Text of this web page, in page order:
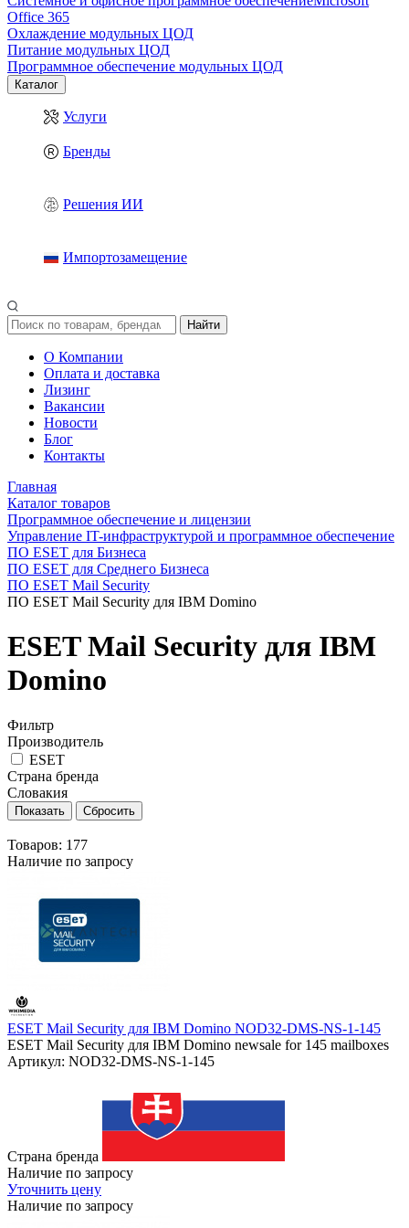
Office 365
Охлаждение модульных ЦОД
Питание модульных ЦОД
Программное обеспечение модульных ЦОД
Каталог
Услуги
Бренды
Решения ИИ
Импортозамещение
Найти
О Компании
Оплата и доставка
Лизинг
Вакансии
Новости
Блог
Контакты
Главная
Каталог товаров
Программное обеспечение и лицензии
Управление IT-инфраструктурой и программное обеспечение
ПО ESET для Бизнеса
ПО ESET для Среднего Бизнеса
ПО ESET Mail Security
ПО ESET Mail Security для IBM Domino
ESET Mail Security для IBM
Domino
Фильтр
Производитель
ESET
Страна бренда
Словакия
Товаров: 177
Наличие по запросу
ESET Mail Security для IBM Domino NOD32-DMS-NS-1-145
ESET Mail Security для IBM Domino newsale for 145 mailboxes
Артикул: NOD32-DMS-NS-1-145
Страна бренда
Наличие по запросу
Уточнить цену
Наличие по запросу